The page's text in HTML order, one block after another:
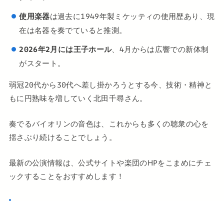
使用楽器は過去に1949年製ミケッティの使用歴あり、現
在は名器を奏でていると推測。
2026年2月には王子ホール、4月からは広響での新体制
がスタート。
弱冠20代から30代へ差し掛かろうとする今、技術・精神と
もに円熟味を増していく北田千尋さん。
奏でるバイオリンの音色は、これからも多くの聴衆の心を
揺さぶり続けることでしょう。
最新の公演情報は、公式サイトや楽団のHPをこまめにチェ
ックすることをおすすめします！